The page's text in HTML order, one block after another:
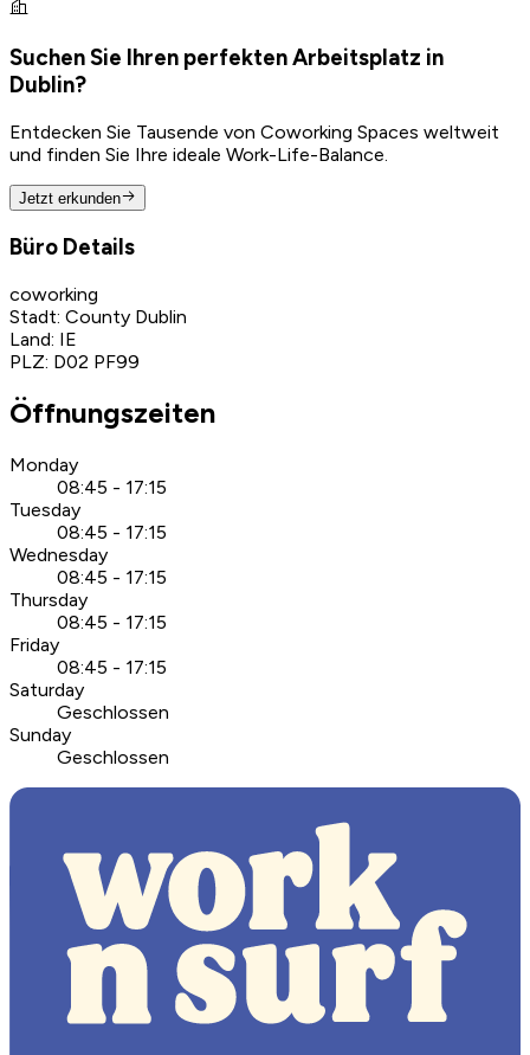
Suchen Sie Ihren perfekten Arbeitsplatz in
Dublin?
Entdecken Sie Tausende von Coworking Spaces weltweit
und finden Sie Ihre ideale Work-Life-Balance.
Jetzt erkunden
Büro Details
coworking
Stadt: County Dublin
Land: IE
PLZ: D02 PF99
Öffnungszeiten
Monday
08:45 - 17:15
Tuesday
08:45 - 17:15
Wednesday
08:45 - 17:15
Thursday
08:45 - 17:15
Friday
08:45 - 17:15
Saturday
Geschlossen
Sunday
Geschlossen